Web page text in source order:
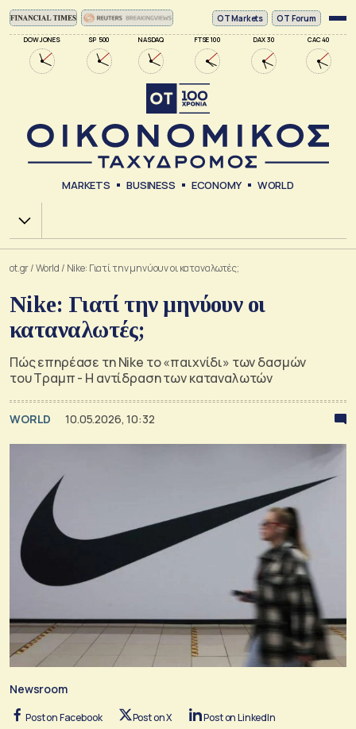
DOW JONES SP 500 NASDAQ FTSE 100 DAX 30 CAC 40
ΟΤ Markets OT Forum
MARKETS BUSINESS ECONOMY WORLD
Χ.Α.
ot.gr/World / Nike: Γιατί την μηνύουν οι καταναλωτές;
Nike: Γιατί την μηνύουν οι
καταναλωτές;
Πώς επηρέασε τη Nike το «παιχνίδι» των δασμών
του Τραμπ - Η αντίδραση των καταναλωτών
WORLD 10.05.2026, 10:32
Newsroom
Post on Facebook Post on X Post on LinkedIn